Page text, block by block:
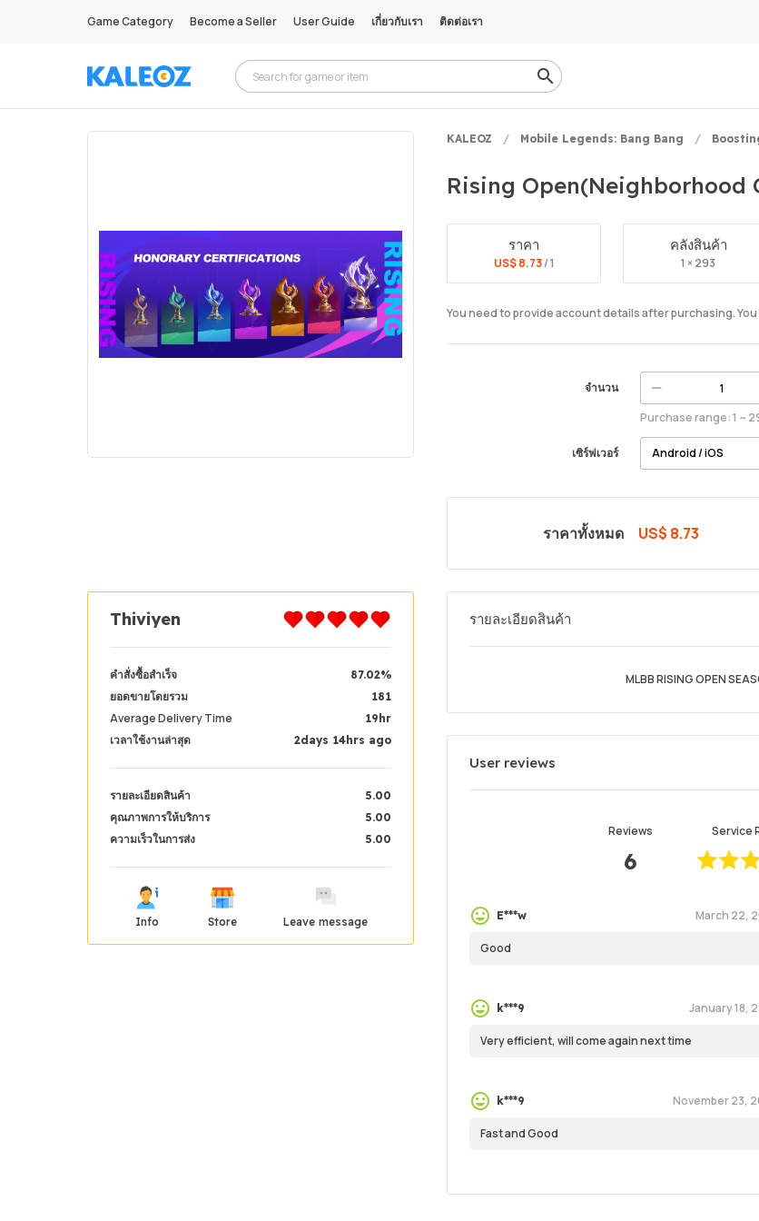
Game Category Become a Seller User Guide เกี่ยวกับเรา ติดต่อเรา
KALEOZ Mobile Legends: Bang Bang
Rising Open(Neighborhood
ราคา
US$ 8.73/ 1
คลังสินค้า
1 × 293
You need to provide account details after purchasing.
จำนวน
Purchase range: 1 ~
เซิร์ฟเวอร์
ราคาทั้งหมด US$ 8.73
Thiviyen
คำสั่งซื้อสำเร็จ 87.02%
ยอดขายโดยรวม 181
Average Delivery Time 19hr
เวลาใช้งานล่าสุด 2days 14hrs ago
รายละเอียดสินค้า 5.00
คุณภาพการให้บริการ 5.00
ความเร็วในการส่ง 5.00
Info Store Leave message
รายละเอียดสินค้า
MLBB RISING OPEN
User reviews
Reviews
6
Service
E***w March 22,
Good
k***9 January 18,
Very efficient, will come again next time
k***9 November 23,
Fast and Good